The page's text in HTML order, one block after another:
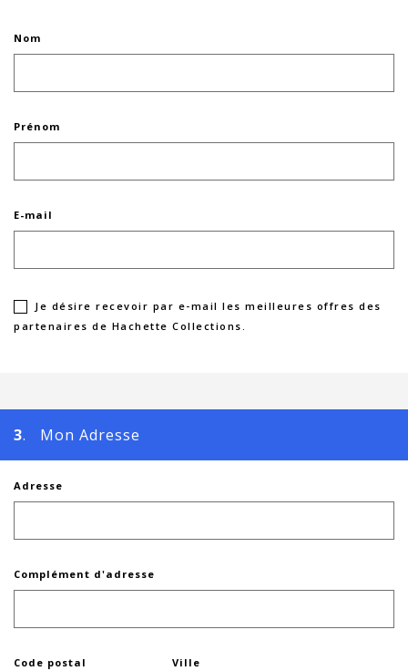
Nom
Prénom
E-mail
Je désire recevoir par e-mail les meilleures offres des
partenaires de Hachette Collections.
3. Mon Adresse
Adresse
Complément d'adresse
Code postal Ville